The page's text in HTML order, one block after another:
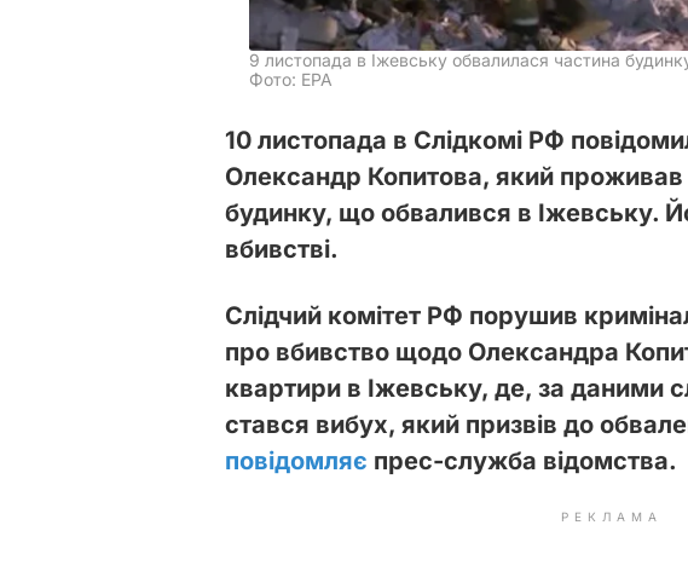
9 листопада в Іжевську обвалилася частина
Фото: EPA
10 листопада в Слідкомі РФ
Олександр Копитова, який проживав
будинку, що обвалився в Іжевську.
вбивстві.
Слідчий комітет РФ порушив
про вбивство щодо Олександра
квартири в Іжевську, де, за даними
стався вибух, який призвів до
повідомляє прес-служба відомства.
РЕКЛАМА